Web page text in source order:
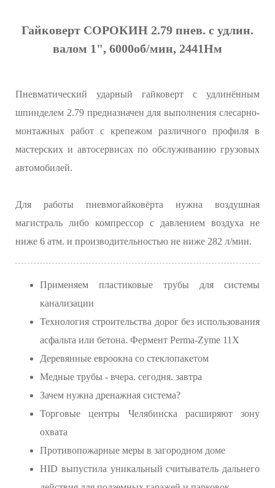
Гайковерт СОРОКИН 2.79 пнев. с удлин.
валом 1", 6000об/мин, 2441Нм
Пневматический ударный гайковерт с удлинённым
шпинделем 2.79 предназначен для выполнения слесарно-
монтажных работ с крепежом различного профиля в
мастерских и автосервисах по обслуживанию грузовых
автомобилей.
Для работы пневмогайковёрта нужна воздушная
магистраль либо компрессор с давлением воздуха не
ниже 6 атм. и производительностью не ниже 282 л/мин.
Применяем пластиковые трубы для системы
канализации
Технология строительства дорог без использования
асфальта или бетона. Фермент Perma-Zyme 11X
Деревянные евроокна со стеклопакетом
Медные трубы - вчера. сегодня. завтра
Зачем нужна дренажная система?
Торговые центры Челябинска расширяют зону
охвата
Противопожарные меры в загородном доме
HID выпустила уникальный считыватель дальнего